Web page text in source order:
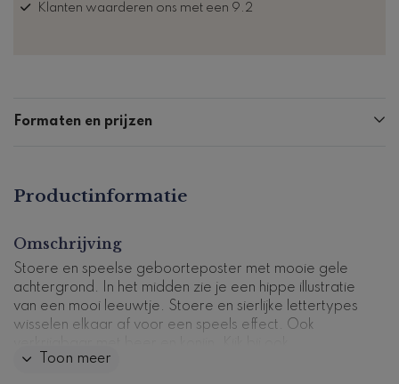
Klanten waarderen ons met een 9.2
Formaten en prijzen
Productinformatie
Omschrijving
Stoere en speelse geboorteposter met mooie gele
achtergrond. In het midden zie je een hippe illustratie
van een mooi leeuwtje. Stoere en sierlijke lettertypes
wisselen elkaar af voor een speels effect. Ook
verkrijgbaar voor vergelijkbare posters.
Toon meer